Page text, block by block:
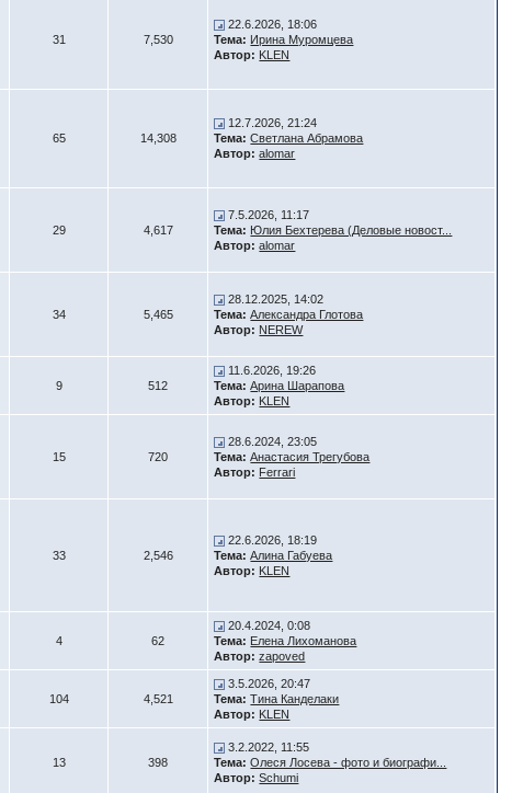
31 7,530
22.6.2026, 18:06
Тема: Ирина Муромцева
Автор: KLEN
65 14,308
12.7.2026, 21:24
Тема: Светлана Абрамова
Автор: alomar
29 4,617
7.5.2026, 11:17
Тема: Юлия Бехтерева (Деловые новост...
Автор: alomar
34 5,465
28.12.2025, 14:02
Тема: Александра Глотова
Автор: NEREW
9 512
11.6.2026, 19:26
Тема: Арина Шарапова
Автор: KLEN
15 720
28.6.2024, 23:05
Тема: Анастасия Трегубова
Автор: Ferrari
33 2,546
22.6.2026, 18:19
Тема: Алина Габуева
Автор: KLEN
4 62
20.4.2024, 0:08
Тема: Елена Лихоманова
Автор: zapoved
104 4,521
3.5.2026, 20:47
Тема: Тина Канделаки
Автор: KLEN
13 398
3.2.2022, 11:55
Тема: Олеся Лосева - фото и биографи...
Автор: Schumi